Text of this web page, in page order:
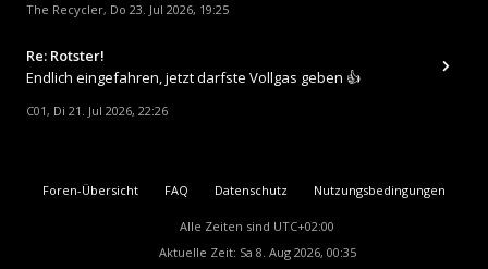
The Recycler, Do 23. Jul 2026, 19:25
Re: Rotster!
Endlich eingefahren, jetzt darfste Vollgas geben 👍
C01, Di 21. Jul 2026, 22:26
Foren-Übersicht FAQ Datenschutz Nutzungsbedingungen
Alle Zeiten sind UTC+02:00
Aktuelle Zeit: Sa 8. Aug 2026, 00:35